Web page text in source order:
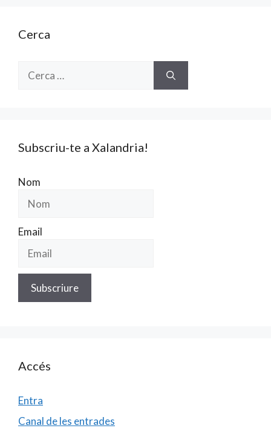
Cerca
Subscriu-te a Xalandria!
Nom
Email
Accés
Entra
Canal de les entrades